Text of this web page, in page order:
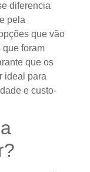
diferencia
pela
que vão
que foram
que os
ideal para
e custo-